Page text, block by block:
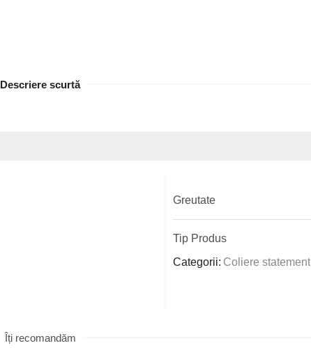
Descriere scurtă
Greutate
Tip Produs
Categorii: Coliere statement
Îți recomandăm